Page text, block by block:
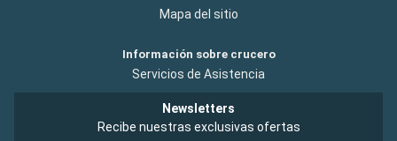
Mapa del sitio
Información sobre crucero
Servicios de Asistencia
Newsletters
Recibe nuestras exclusivas ofertas